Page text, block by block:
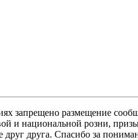
запрещено размещение
и национальной розни,
друг друга. Спасибо за